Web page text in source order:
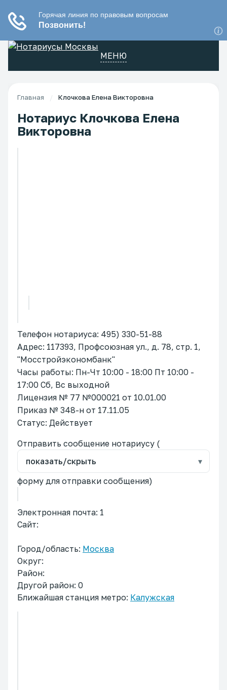
МЕНЮ
Главная / Клочкова Елена Викторовна
Нотариус Клочкова Елена
Викторовна
Телефон нотариуса: 495) 330-51-88
Адрес: 117393, Профсоюзная ул., д. 78, стр. 1,
"Мосстройэкономбанк"
Часы работы: Пн-Чт 10:00 - 18:00 Пт 10:00 -
17:00 Сб, Вс выходной
Лицензия № 77 №000021 от 10.01.00
Приказ № 348-н от 17.11.05
Статус: Действует
Отправить сообщение нотариусу (
показать/скрыть
форму для отправки сообщения)
Электронная почта: 1
Сайт:
Город/область: Москва
Округ:
Район:
Другой район: 0
Ближайшая станция метро: Калужская